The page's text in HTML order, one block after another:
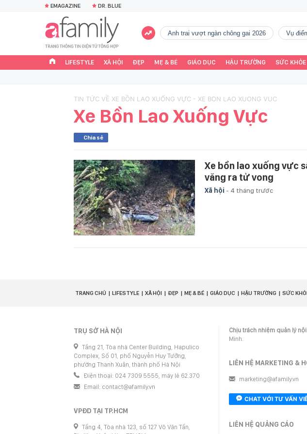
EMAGAZINE DR. BLUE
Anh trai vượt ngàn chông gai 2026 vụ
LIFESTYLE XÃ HỘI ĐẸP MẸ & BÉ GIÁO DỤC HẬU TRƯỜNG SỨC KHỎE
TIN TỨC VỀ XE BỒN LAO XUỐNG VỰC - XE BON LAO XUONG VUC
Xe Bồn Lao Xuống Vực
Chia sẻ
Xe bồn lao xuống vực
văng ra tử vong
Xã hội - 4 tháng trước
TRANG CHỦ LIFESTYLE XÃ HỘI ĐẸP MẸ & BÉ GIÁO DỤC HẬU TRƯỜNG SỨC
TRỤ SỞ HÀ NỘI
Tầng 21, Tòa nhà Center Building, Hapulico
Complex, Số 01, phố Nguyễn Huy Tưởng,
phường Thanh Xuân, thành phố Hà Nội
Điện thoại: 024 7309 5555, máy lẻ 62.370
Email: contact@afamily.vn
VPĐD TẠI TP.HCM
Tầng 4, Tòa nhà 123, số 127 Võ Văn Tần,
Chịu trách nhiệm quản lý
Minh.
LIÊN HỆ MARKETING &
marketing@afamily.vn
CHAT VỚI TƯ VẤN
LIÊN HỆ QUẢNG CÁO